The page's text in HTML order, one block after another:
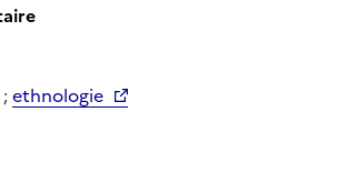
;ethnologie